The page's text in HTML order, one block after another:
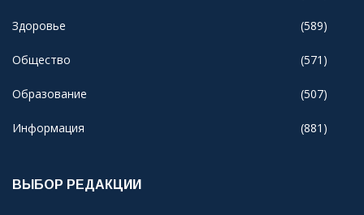
Здоровье (589)
Общество (571)
Образование (507)
Информация (881)
ВЫБОР РЕДАКЦИИ